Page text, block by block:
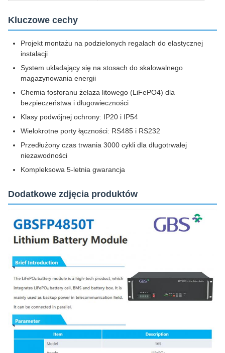
Kluczowe cechy
Projekt montażu na podzielonych regałach do elastycznej
instalacji
System układający się na stosach do skalowalnego
magazynowania energii
Chemia fosforanu żelaza litowego (LiFePO4) dla
bezpieczeństwa i długowieczności
Klasy podwójnej ochrony: IP20 i IP54
Wielokrotne porty łączności: RS485 i RS232
Przedłużony czas trwania 3000 cykli dla długotrwałej
niezawodności
Kompleksowa 5-letnia gwarancja
Dodatkowe zdjęcia produktów